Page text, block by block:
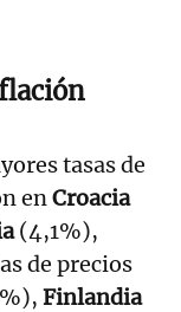
tasas de
enCroacia
(4,1%),
de precios
Finlandia